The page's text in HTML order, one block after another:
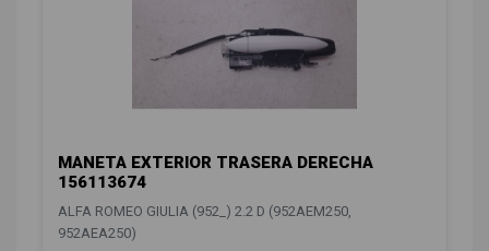
MANETA EXTERIOR TRASERA DERECHA
156113674
ALFA ROMEO GIULIA (952_) 2.2 D (952AEM250,
952AEA250)